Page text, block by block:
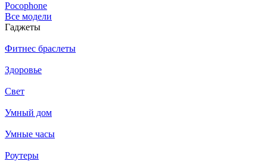
Pocophone
Все модели
Гаджеты
Фитнес браслеты
Здоровье
Свет
Умный дом
Умные часы
Роутеры